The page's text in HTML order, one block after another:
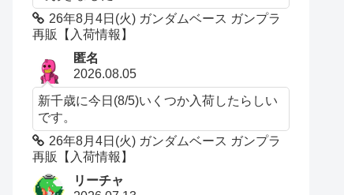
26年8月4日(火) ガンダムベース ガンプラ
再販【入荷情報】
匿名
2026.08.05
新千歳に今日(8/5)いくつか入荷したらしい
です。
26年8月4日(火) ガンダムベース ガンプラ
再販【入荷情報】
リーチャ